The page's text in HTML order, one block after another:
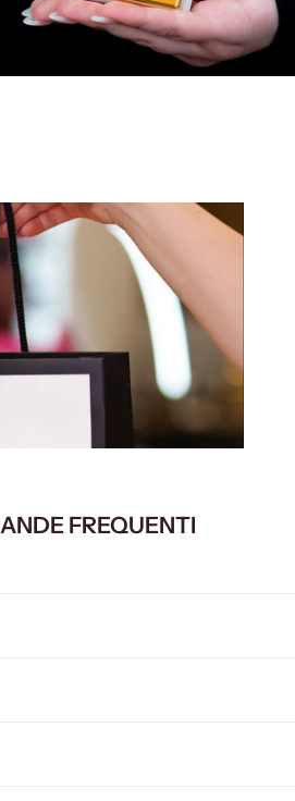
FREQUENTI